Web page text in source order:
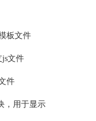
板文件
js文件
件
，用于显示